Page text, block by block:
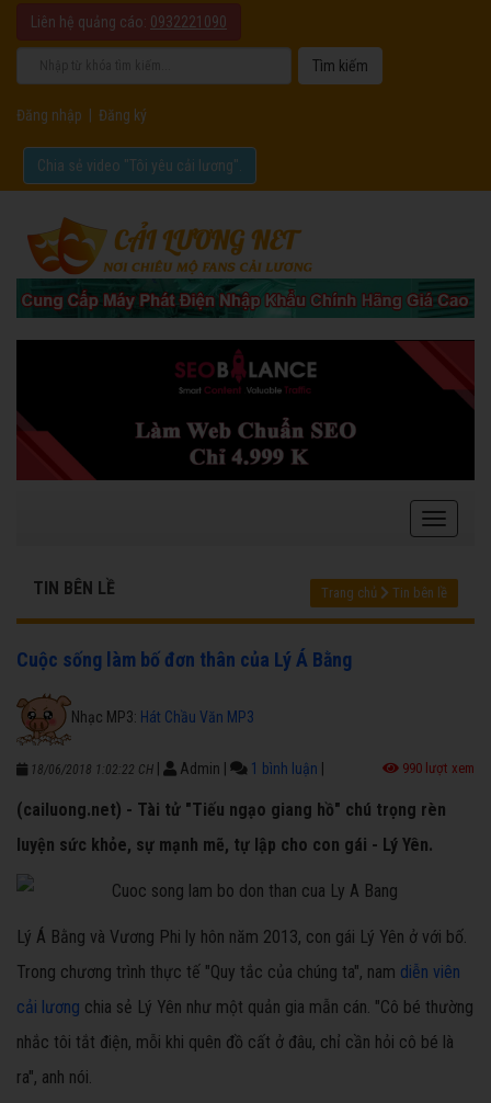
Liên hệ quảng cáo: 0932221090
Đăng nhập Đăng ký
Chia sẻ video "Tôi yêu cải lương".
TIN BÊN LỀ Trang chủ Tin bên lề
Cuộc sống làm bố đơn thân của Lý Á Bằng
Nhạc MP3: Hát Chầu Văn MP3
18/06/2018 1:02:22 CH Admin 1 bình luận 990 lượt xem
(cailuong.net) - Tài tử "Tiếu ngạo giang hồ" chú trọng rèn
luyện sức khỏe, sự mạnh mẽ, tự lập cho con gái - Lý Yên.
Lý Á Bằng và Vương Phi ly hôn năm 2013, con gái Lý Yên ở với bố.
Trong chương trình thực tế "Quy tắc của chúng ta", nam diễn viên
cải lương chia sẻ Lý Yên như một quản gia mẫn cán. "Cô bé thường
nhắc tôi tắt điện, mỗi khi quên đồ cất ở đâu, chỉ cần hỏi cô bé là
ra", anh nói.